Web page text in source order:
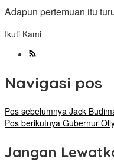
Adapun pertemuan itu
Ikuti Kami
Navigasi pos
Pos sebelumnya Jack
Pos berikutnya Gubernur
Jangan